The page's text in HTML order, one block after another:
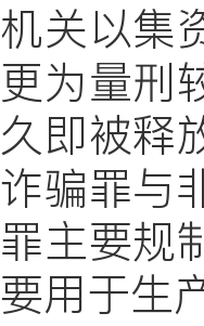
机关以集
更为量刑
久即被释
诈骗罪与
罪主要规
要用于生